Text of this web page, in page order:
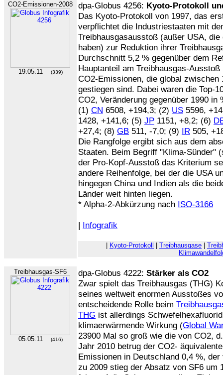
CO2-Emissionen-2008
19.05.11 (339)
dpa-Globus 4256: Kyoto-Protokoll
Das Kyoto-Protokoll von 1997, das
verpflichtet die Industriestaaten mit
Treibhausgasausstoß (außer USA,
haben) zur Reduktion ihrer
Durchschnitt 5,2 % gegenüber dem
Hauptanteil am Treibhausgas-
CO2-Emissionen, die global zwischen
gestiegen sind. Dabei waren die Top-
CO2, Veränderung gegenüber 1990 in
(1) CN 6508, +194,3; (2) US 5596,
1428, +141,6; (5) JP 1151, +8,2; (6)
+27,4; (8) GB 511, -7,0; (9) IR 505,
Die Rangfolge ergibt sich aus dem
Staaten. Beim Begriff "Klima-Sünder"
der Pro-Kopf-Ausstoß das Kriterium
andere Reihenfolge, bei der die USA
hingegen China und Indien als die
Länder weit hinten liegen.
* Alpha-2-Abkürzung nach ISO-3166
| Infografik
Kyoto-Protokoll Treibhausgase
Treibhausgas-SF6
05.05.11 (416)
dpa-Globus 4222: Stärker als CO2
Zwar spielt das Treibhausgas (THG)
seines weltweit enormen Ausstoßes
entscheidende Rolle beim
THG ist allerdings
klimaerwärmende Wirkung (Global
23900 Mal so groß wie die von CO2,
Jahr 2010 betrug der CO2-
Emissionen in Deutschland 0,4 %,
zu 2009 stieg der Absatz von SF6 um